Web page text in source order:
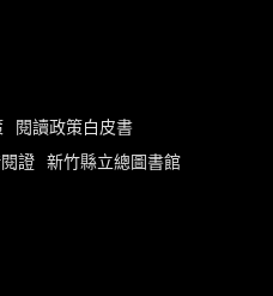
閱讀政策白皮書
證 新竹縣立總圖書館